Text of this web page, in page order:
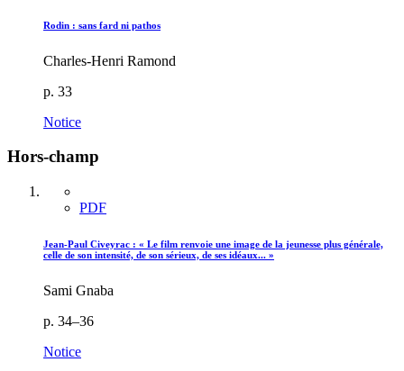
Rodin : sans fard ni pathos
Charles-Henri Ramond
p. 33
Notice
Hors-champ
PDF
Jean-Paul Civeyrac : « Le film renvoie une image de la jeunesse plus générale,
celle de son intensité, de son sérieux, de ses idéaux... »
Sami Gnaba
p. 34–36
Notice